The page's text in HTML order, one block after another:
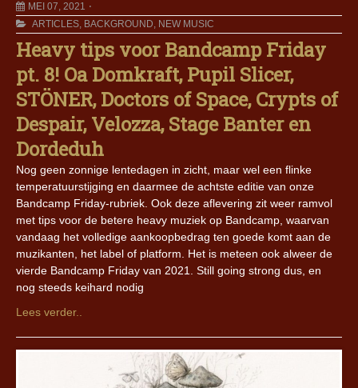
MEI 07, 2021
ARTICLES, BACKGROUND, NEW MUSIC
Heavy tips voor Bandcamp Friday
pt. 8! Oa Domkraft, Pupil Slicer,
STÖNER, Doctors of Space, Crypts of
Despair, Velozza, Stage Banter en
Dordeduh
Nog geen zonnige lentedagen in zicht, maar wel een flinke
temperatuurstijging en daarmee de achtste editie van onze
Bandcamp Friday-rubriek. Ook deze aflevering zit weer ramvol
met tips voor de betere heavy muziek op Bandcamp, waarvan
vandaag het volledige aankoopbedrag ten goede komt aan de
muzikanten, het label of platform. Het is meteen ook alweer de
vierde Bandcamp Friday van 2021. Still going strong dus, en
nog steeds keihard nodig
Lees verder..